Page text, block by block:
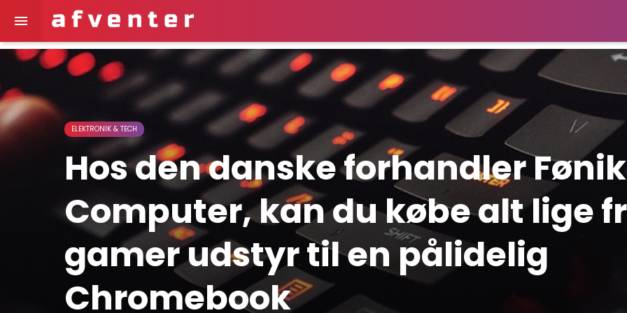

ELEKTRONIK & TECH
Hos den danske forhandler
Computer, kan du købe alt lige
gamer udstyr til en pålidelig
Chromebook